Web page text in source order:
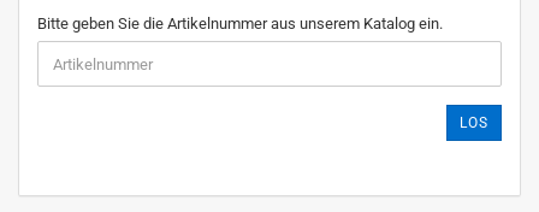
Bitte geben Sie die Artikelnummer aus unserem Katalog ein.
LOS